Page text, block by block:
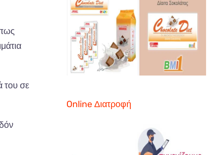
του σε
Online Διατροφή